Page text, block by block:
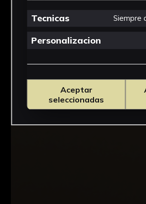
Tecnicas Siempre
Personalizacion
Aceptar
seleccionadas